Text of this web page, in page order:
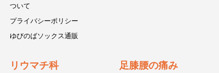
ついて
プライバシーポリシー
ゆびのばソックス通販
リウマチ科 足膝腰の痛み